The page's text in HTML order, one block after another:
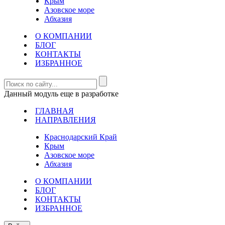
Азовское море
Абхазия
О КОМПАНИИ
БЛОГ
КОНТАКТЫ
ИЗБРАННОЕ
Данный модуль еще в разработке
ГЛАВНАЯ
НАПРАВЛЕНИЯ
Краснодарский Край
Крым
Азовское море
Абхазия
О КОМПАНИИ
БЛОГ
КОНТАКТЫ
ИЗБРАННОЕ